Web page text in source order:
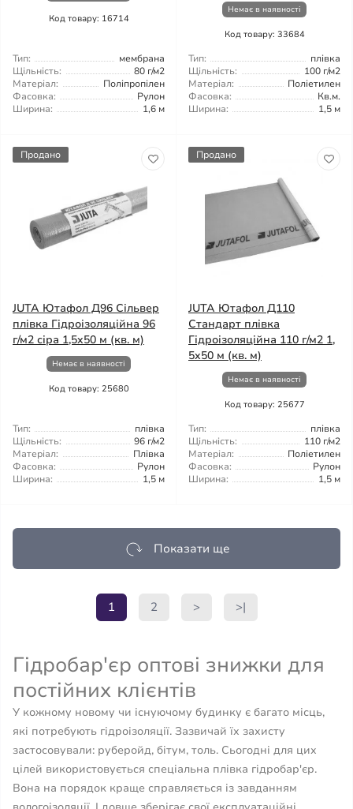
Код товару: 16714
Тип:
мембрана
Щільність:
80 г/м2
Матеріал:
Поліпропілен
Фасовка:
Рулон
Ширина:
1,6 м
Немає в наявності
Код товару: 33684
Тип:
плівка
Щільність:
100 г/м2
Матеріал:
Поліетилен
Фасовка:
Кв.м.
Ширина:
1,5 м
Продано
JUTA Ютафол Д96 Сільвер
плівка Гідроізоляційна 96
г/м2 сіра 1,5x50 м (кв. м)
Немає в наявності
Код товару: 25680
Тип:
плівка
Щільність:
96 г/м2
Матеріал:
Плівка
Фасовка:
Рулон
Ширина:
1,5 м
Продано
JUTA Ютафол Д110
Стандарт плівка
Гідроізоляційна 110 г/м2 1,
5x50 м (кв. м)
Немає в наявності
Код товару: 25677
Тип:
плівка
Щільність:
110 г/м2
Матеріал:
Поліетилен
Фасовка:
Рулон
Ширина:
1,5 м
Показати ще
1 2 > >|
Гідробар'єр оптові знижки для
постійних клієнтів
У кожному новому чи існуючому будинку є багато місць,
які потребують гідроізоляції. Зазвичай їх захисту
застосовували: руберойд, бітум, толь. Сьогодні для цих
цілей використовується спеціальна плівка гідробар'єр.
Вона на порядок краще справляється із завданням